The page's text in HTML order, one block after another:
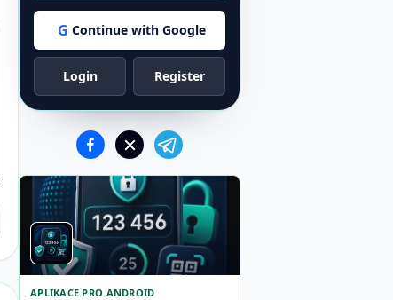
G Continue with Google
Login Register
APLIKACE PRO ANDROID